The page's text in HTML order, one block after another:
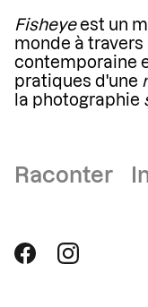
Fisheyeest un
monde à
contemporaine
pratiques d'une
la photographie
Raconter